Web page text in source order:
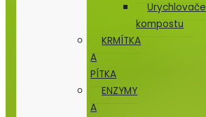
Urychlovače
kompostu
KRMÍTKA
A
PÍTKA
ENZYMY
A